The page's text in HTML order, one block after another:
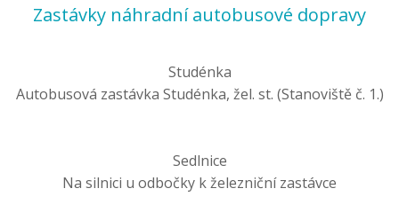
Zastávky náhradní autobusové dopravy
Studénka
Autobusová zastávka Studénka, žel. st. (Stanoviště č. 1.)
Sedlnice
Na silnici u odbočky k železniční zastávce